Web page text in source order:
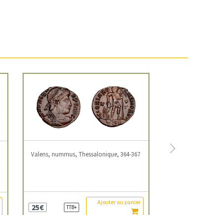
Valens, nummus, Thessalonique, 364-367
25€ TTB+
Ajouter au panier
Next